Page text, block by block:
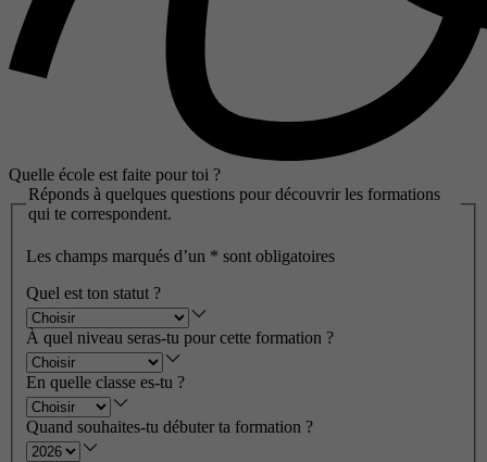
Quelle école est faite pour toi ?
Réponds à quelques questions pour découvrir les formations
qui te correspondent.
Les champs marqués d’un * sont obligatoires
Quel est ton statut ?
À quel niveau seras-tu pour cette formation ?
En quelle classe es-tu ?
Quand souhaites-tu débuter ta formation ?